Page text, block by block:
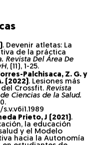
. Devenir atletas: La
de la práctica
Revista Del Área De
, (11), 1-25.
Palchisaca, Z. G. y
(2022). Lesiones más
Crossfit. Revista
Ciencias de la Salud.
Prieto, J (2021).
la educación
y el Modelo
hacia la Autonomía